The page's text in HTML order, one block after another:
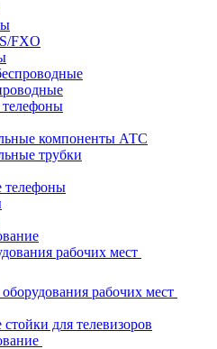
FXO
компоненты АТС
трубки
рабочих мест
рабочих мест
для телевизоров